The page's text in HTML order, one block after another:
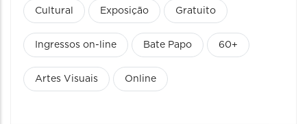
Cultural Exposição Gratuito
Ingressos on-line Bate Papo 60+
Artes Visuais Online